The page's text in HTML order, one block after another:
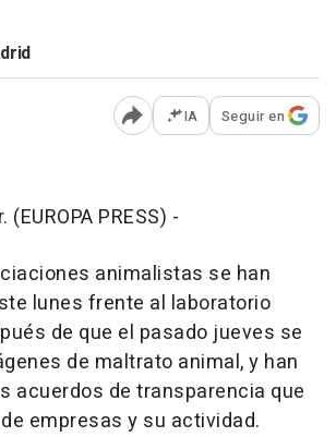
Abrir opciones para
IA Seguir en
(EUROPA PRESS) -
animalistas se han
lunes frente al laboratorio
de que el pasado jueves se
de maltrato animal, y han
acuerdos de transparencia que
empresas y su actividad.